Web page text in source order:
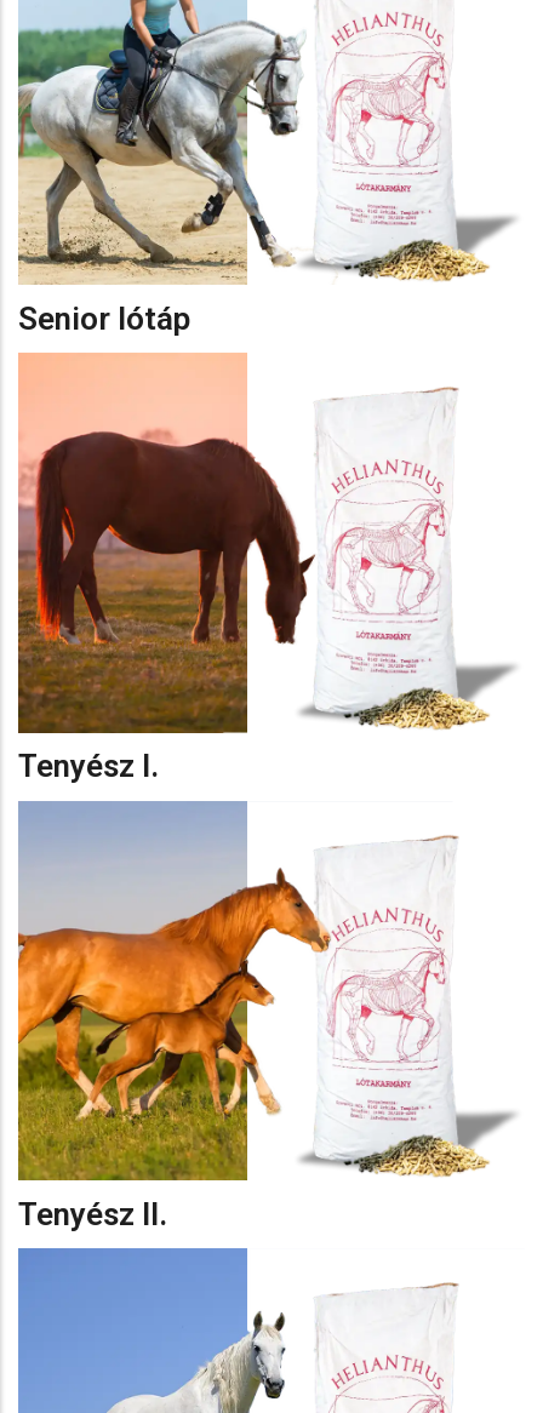
Senior lótáp
Tenyész I.
Tenyész II.